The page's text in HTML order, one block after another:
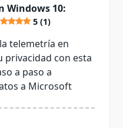
Windows 10:
5 (1)
telemetría en
privacidad con esta
a paso a
a Microsoft